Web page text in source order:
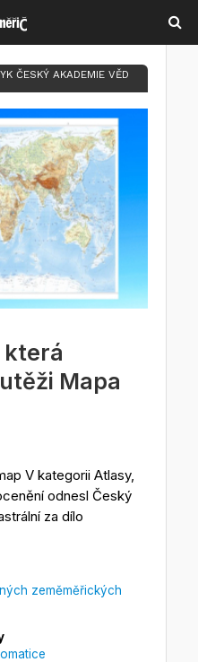
ČESKÝ AKADEMIE VĚD
která
Mapa
V kategorii Atlasy,
odnesl Český
za dílo
zeměměřických